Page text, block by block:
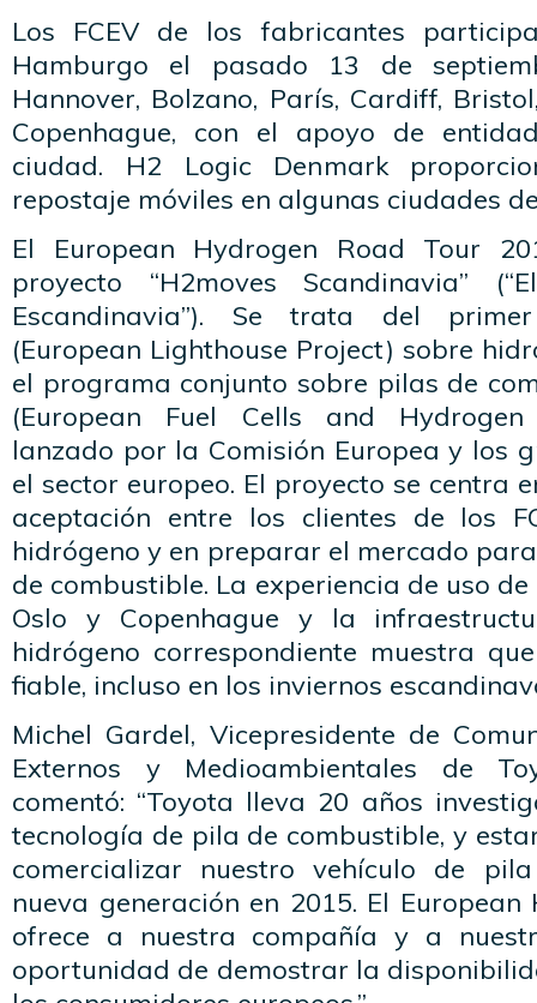
Los FCEV de los fabricantes
Hamburgo el pasado 13 de
Hannover, Bolzano, París, Cardiff,
Copenhague, con el apoyo de
ciudad. H2 Logic Denmark
repostaje móviles en algunas ciudades
El European Hydrogen Road Tour
proyecto “H2moves Scandinavia”
Escandinavia”). Se trata del
(European Lighthouse Project) sobre
el programa conjunto sobre pilas de
(European Fuel Cells and
lanzado por la Comisión Europea y los
el sector europeo. El proyecto se centra
aceptación entre los clientes de los
hidrógeno y en preparar el mercado
de combustible. La experiencia de uso de
Oslo y Copenhague y la
hidrógeno correspondiente muestra
fiable, incluso en los inviernos
Michel Gardel, Vicepresidente de
Externos y Medioambientales de
comentó: “Toyota lleva 20 años
tecnología de pila de combustible, y
comercializar nuestro vehículo de
nueva generación en 2015. El
ofrece a nuestra compañía y a
oportunidad de demostrar la